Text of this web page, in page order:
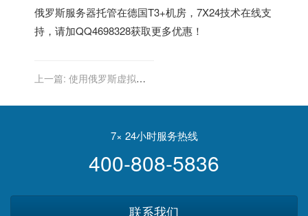
俄罗斯服务器托管在德国T3+机房，7X24技术在线支
持，请加QQ4698328获取更多优惠！
上一篇: 使用俄罗斯虚拟主
7× 24小时服务热线
400-808-5836
联系我们